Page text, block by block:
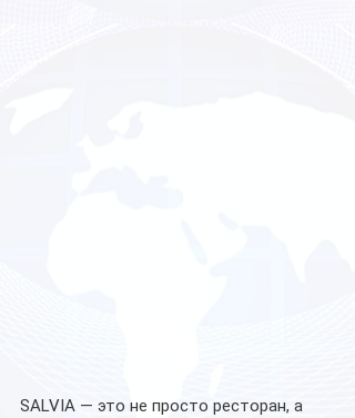
SALVIA — это не просто ресторан, а